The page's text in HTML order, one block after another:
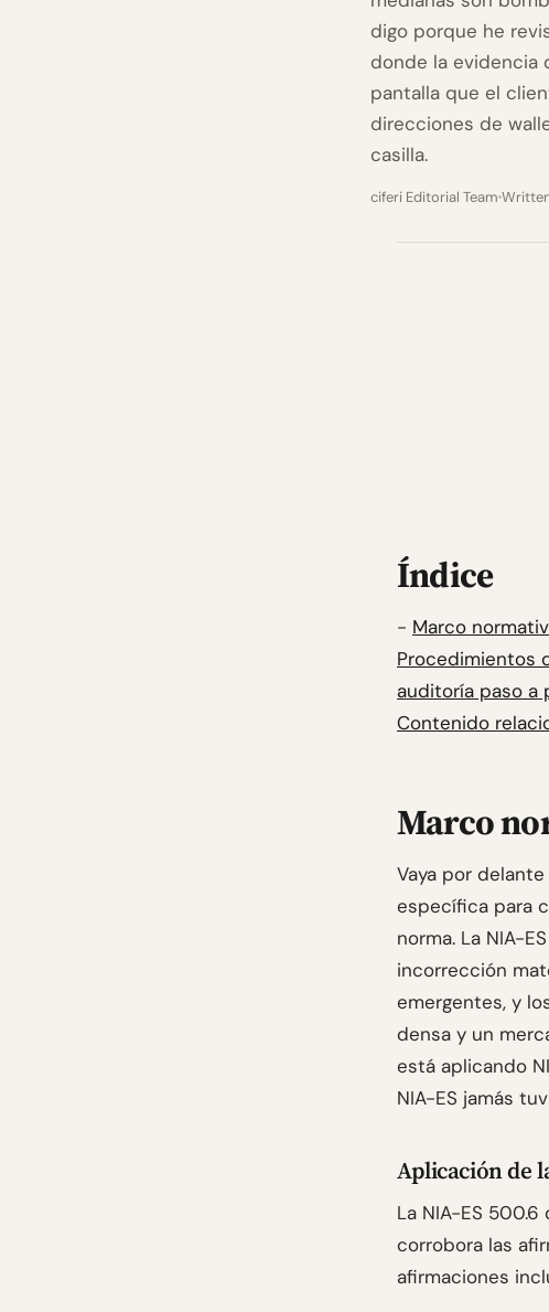
digo porque he
donde la evidencia
pantalla que el
direcciones de
casilla.
ciferi Editorial Team
Índice
- Marco
Procedimientos
auditoría paso a
Contenido
Marco
Vaya por
específica para
norma. La NIA-
incorrección
emergentes, y
densa y un
está aplicando
NIA-ES jamás
Aplicación de
La NIA-ES
corrobora las
afirmaciones